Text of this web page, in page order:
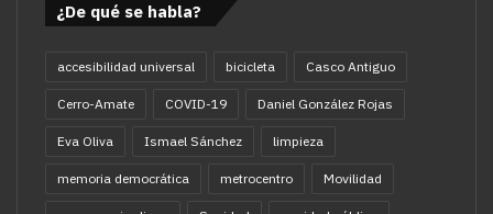
¿De qué se habla?
accesibilidad universal bicicleta Casco Antiguo
Cerro-Amate COVID-19 Daniel González Rojas
Eva Oliva Ismael Sánchez limpieza
memoria democrática metrocentro Movilidad